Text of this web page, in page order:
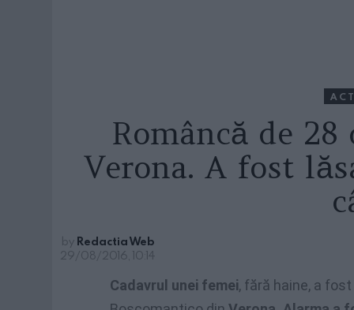
Româncă de
Verona. A fost
by Redactia Web
29/08/2016, 10:14
Cadavrul unei femei, fără haine, a